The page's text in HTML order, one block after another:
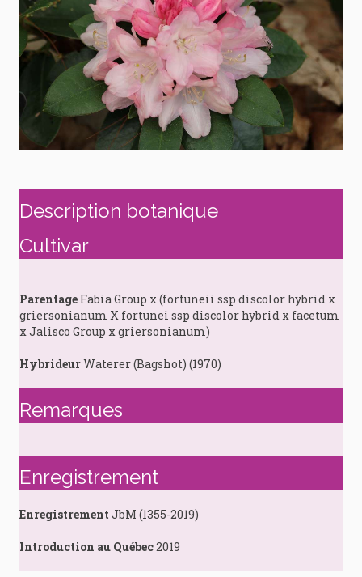
Description botanique
Cultivar
Parentage Fabia Group x (fortuneii ssp discolor hybrid x
griersonianum X fortunei ssp discolor hybrid x facetum
x Jalisco Group x griersonianum)
HybrideurWaterer (Bagshot) (1970)
Remarques
Enregistrement
Enregistrement JbM (1355-2019)
Introduction au Québec2019